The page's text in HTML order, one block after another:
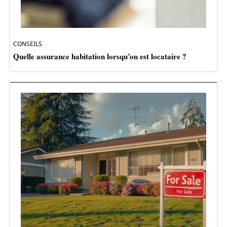
CONSEILS
Quelle assurance habitation lorsqu’on est locataire ?